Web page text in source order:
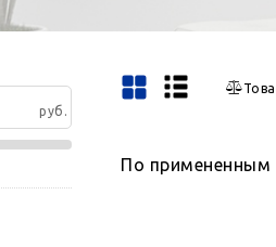
руб.
По примененным